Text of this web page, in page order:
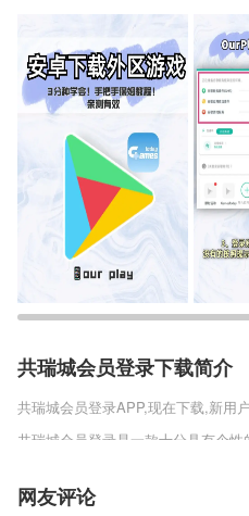
共瑞城会员登录下载简介
共瑞城会员登录APP,现在下载,新用
共瑞城会员登录是一款十分具有个
够使你感受到仙界赚钱的独特感受
界，更能开展属于你的冒险。大量元
你不用氪金就能买到想要的装备服饰
网友评论